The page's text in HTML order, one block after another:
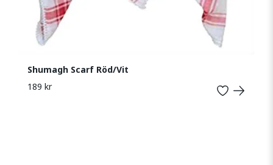
Shumagh Scarf Röd/Vit
189 kr